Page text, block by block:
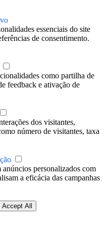
essenciais do site
de consentimento.
como partilha de
feedback e ativação de
dos visitantes,
número de visitantes, taxa
personalizados com
a eficácia das campanhas
Accept All